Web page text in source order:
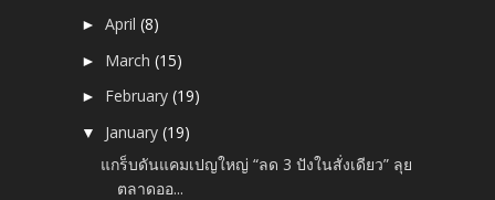
►April(8)
► March(15)
► February(19)
▼ January(19)
แกร็บดันแคมเปญใหญ่ “ลด 3 ปังในสั่งเดียว” ลุย
ตลาดออ...